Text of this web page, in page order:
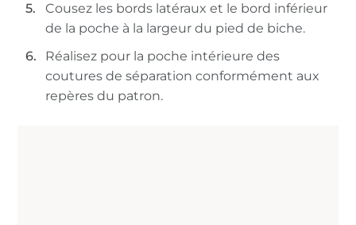
Cousez les bords latéraux et le bord inférieur
de la poche à la largeur du pied de biche.
Réalisez pour la poche intérieure des
coutures de séparation conformément aux
repères du patron.